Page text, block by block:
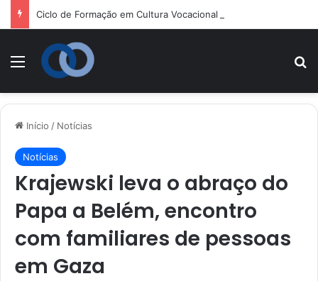
Menu
Início / Notícias
Notícias
Krajewski leva o abraço do
Papa a Belém, encontro
com familiares de pessoas
em Gaza